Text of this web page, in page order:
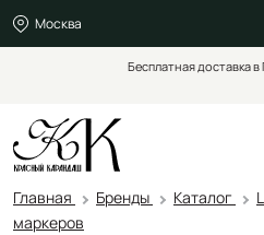
Москва
Бесплатная доставка
Главная Бренды Каталог
маркеров